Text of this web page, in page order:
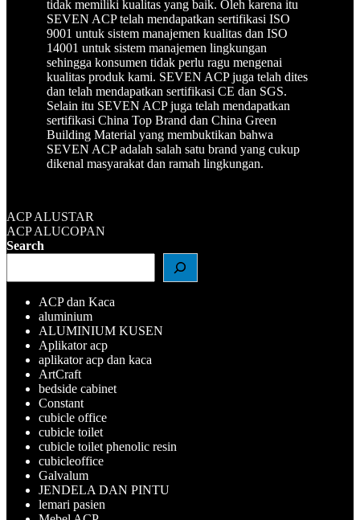
tidak memiliki kualitas yang baik. Oleh karena itu
SEVEN ACP telah mendapatkan sertifikasi ISO
9001 untuk sistem manajemen kualitas dan ISO
14001 untuk sistem manajemen lingkungan
sehingga konsumen tidak perlu ragu mengenai
kualitas produk kami. SEVEN ACP juga telah dites
dan telah mendapatkan sertifikasi CE dan SGS.
Selain itu SEVEN ACP juga telah mendapatkan
sertifikasi China Top Brand dan China Green
Building Material yang membuktikan bahwa
SEVEN ACP adalah salah satu brand yang cukup
dikenal masyarakat dan ramah lingkungan.
Navigasi
pos
ACP ALUSTAR
ACP ALUCOPAN
Search
ACP dan Kaca
aluminium
ALUMINIUM KUSEN
Aplikator acp
aplikator acp dan kaca
ArtCraft
bedside cabinet
Constant
cubicle office
cubicle toilet
cubicle toilet phenolic resin
cubicleoffice
Galvalum
JENDELA DAN PINTU
lemari pasien